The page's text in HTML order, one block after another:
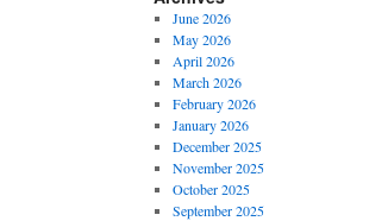
June 2026
May 2026
April 2026
March 2026
February 2026
January 2026
December 2025
November 2025
October 2025
September 2025